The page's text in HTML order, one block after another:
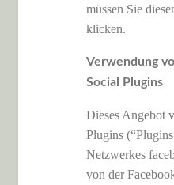
müssen Sie
klicken.
Verwendung
Social Plugins
Dieses Angebot
Plugins
Netzwerkes
von der